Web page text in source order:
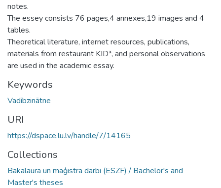
notes.
The essey consists 76 pages,4 annexes,19 images and 4
tables.
Theoretical literature, internet resources, publications,
materials from restaurant KID*, and personal observations
are used in the academic essay.
Keywords
Vadībzinātne
URI
https://dspace.lu.lv/handle/7/14165
Collections
Bakalaura un maģistra darbi (ESZF) / Bachelor's and
Master's theses